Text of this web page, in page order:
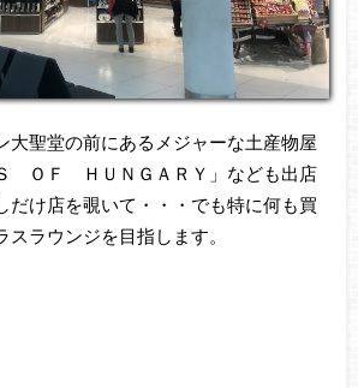
大聖堂の前にあるメジャーな土産物屋
Ｓ ＯＦ ＨＵＮＧＡＲＹ」なども出店
だけ店を覗いて・・・でも特に何も買
ラウンジを目指します。